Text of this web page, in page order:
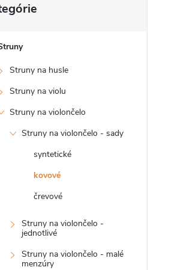
Struny na husle
Struny na violu
Struny na violončelo
Struny na violončelo - sady
syntetické
kovové
črevové
Struny na violončelo -
jednotlivé
Struny na violončelo - malé
menzúry